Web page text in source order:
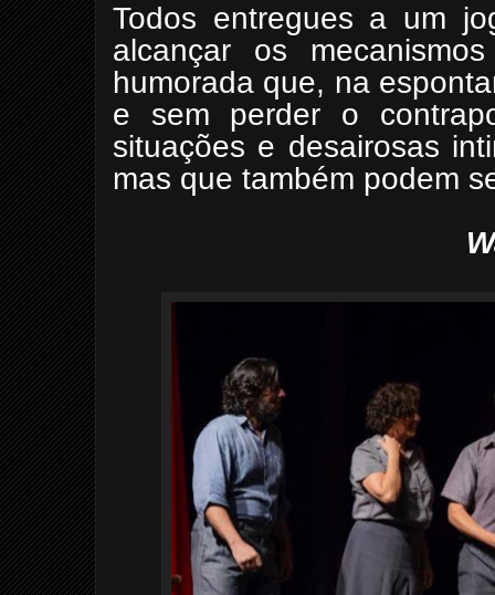
Todos entregues a um
alcançar os
humorada que, na
e sem perder o
situações e desairosas
mas que também podem